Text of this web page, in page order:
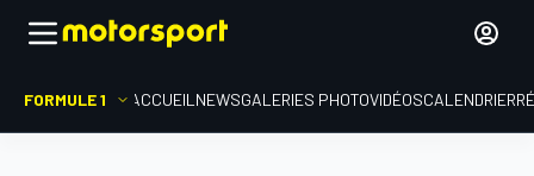
FORMULE 1 ACCUEIL NEWSGALERIES PHOTOVIDÉOSCALENDRIER